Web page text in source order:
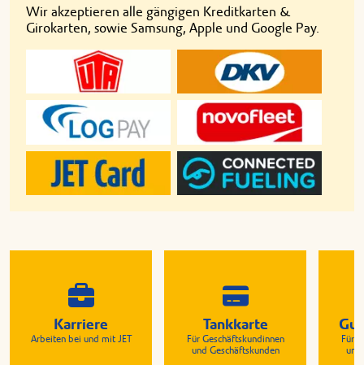
Wir akzeptieren alle gängigen Kreditkarten &
Girokarten, sowie Samsung, Apple und Google Pay.
Karriere
Arbeiten bei und mit JET
Tankkarte
Für Geschäftskundinnen
und Geschäftskunden
Für
und